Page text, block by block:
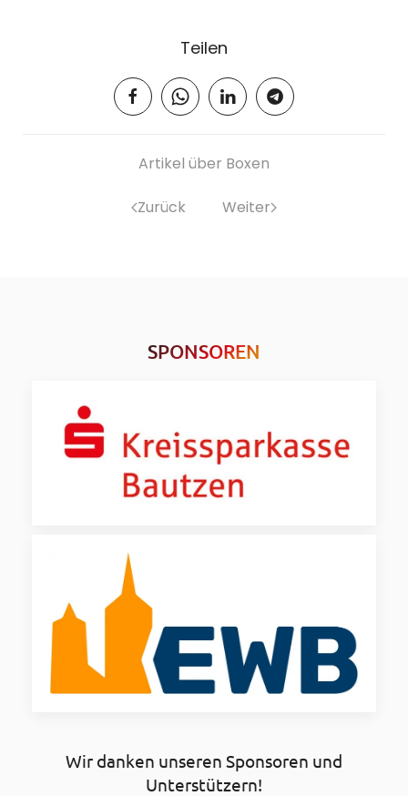
Teilen
Artikel über Boxen
Zurück Weiter
SPONSOREN
Wir danken unseren Sponsoren und
Unterstützern!